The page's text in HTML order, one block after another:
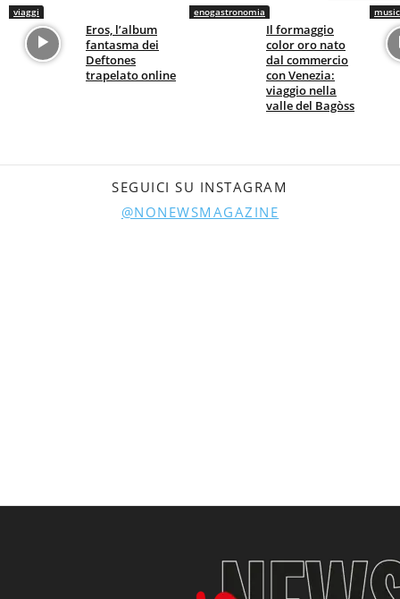
viaggi
Eros, l’album
fantasma dei
Deftones
trapelato online
enogastronomia
Il formaggio
color oro nato
dal commercio
con Venezia:
viaggio nella
valle del Bagòss
SEGUICI SU INSTAGRAM
@NONEWSMAGAZINE